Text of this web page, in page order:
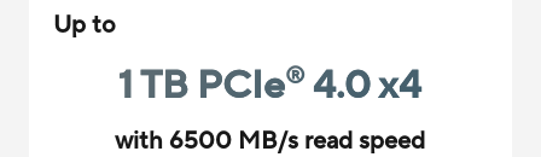
Up to
1 TB PCIe® 4.0 x4
with 6500 MB/s read speed